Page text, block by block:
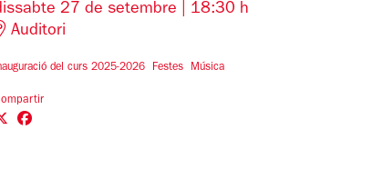
27 de setembre
18:30 h
Auditori
del curs 2025-2026 Festes Música